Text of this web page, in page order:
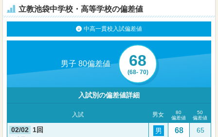
立教池袋中学校・高等学校の偏差値
中高一貫校入試偏差値
68
(68- 70)
男子 80偏差値
入試別の偏差値詳細
入試 男女
80
偏差値
50
偏差値
02/02 1回
男 68 65